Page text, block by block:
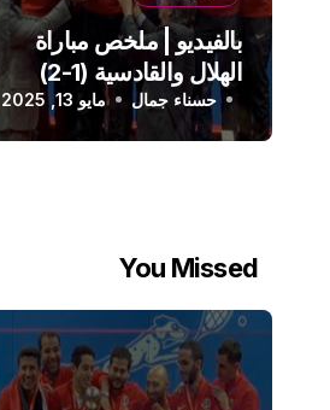
بالفيديو | ملخص مباراة
الهلال والقادسية (1-2)
الدوري السعودي
حسناء جمال مايو 13, 2025
You Missed